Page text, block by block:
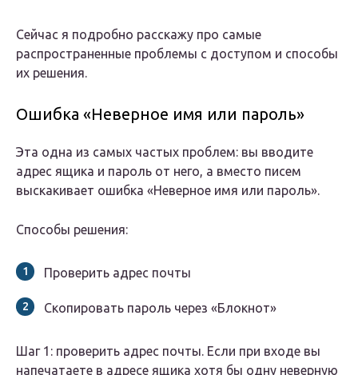
Сейчас я подробно расскажу про самые
распространенные проблемы с доступом и способы
их решения.
Ошибка «Неверное имя или пароль»
Эта одна из самых частых проблем: вы вводите
адрес ящика и пароль от него, а вместо писем
выскакивает ошибка «Неверное имя или пароль».
Способы решения:
Проверить адрес почты
Скопировать пароль через «Блокнот»
Шаг 1: проверить адрес почты. Если при входе вы
напечатаете в адресе ящика хотя бы одну неверную